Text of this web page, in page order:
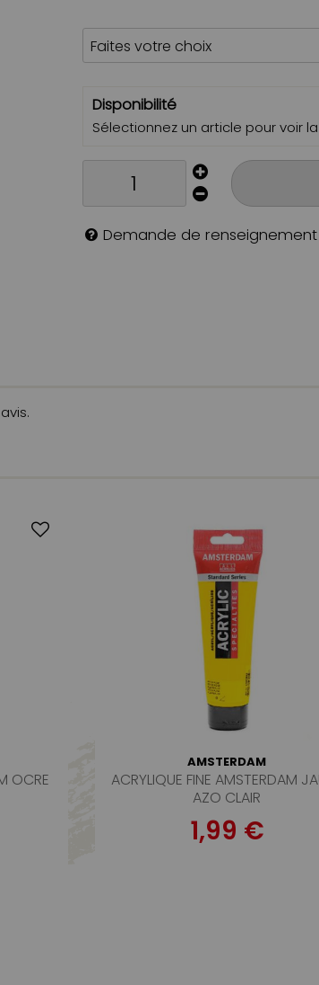
Disponibilité
Sélectionnez un article pour voir
Demande de renseignement
OCRE
AMSTERDAM
ACRYLIQUE FINE AMSTERDAM
AZO CLAIR
1,99 €